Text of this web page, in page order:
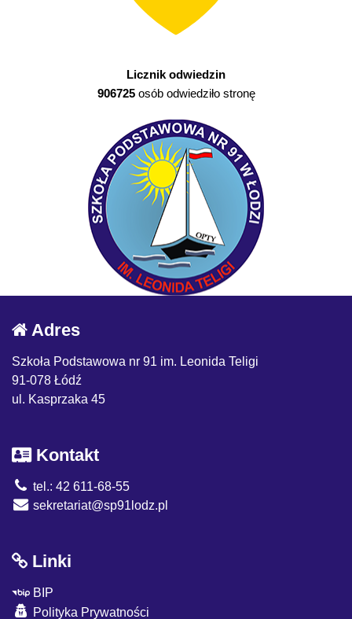
Licznik odwiedzin
906725osób odwiedziło stronę
Adres
Szkoła Podstawowa nr 91 im. Leonida Teligi
91-078 Łódź
ul. Kasprzaka 45
Kontakt
tel.: 42 611-68-55
sekretariat@sp91lodz.pl
Linki
BIP
Polityka Prywatności